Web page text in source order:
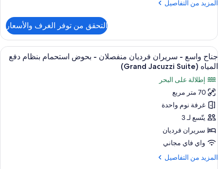
بمسبح
مقابل
البحر
المزيد من التفاصيل
المزيد
فيلا
فاخرة
-
غرفتا
نوم
-
بمسبح
خاص
مقابل
التحقق من توفر الغرف والأسعار
استعراض
جميع
صور
جناح
واسع
-
سريران
فرديان
منفصلان
-
بحوض
أغطية فراش متميزة وميني بار وخزنة
6
جناح واسع - سريران فرديان منفصلان - بحوض استحمام بنظام دفع
المياه (Grand Jacuzzi Suite)
إطلالة على البحر
70 متر مربع
غرفة نوم واحدة
يتّسع لـ 3
سريران فرديان
واي فاي مجاني
المزيد من التفاصيل
المزيد